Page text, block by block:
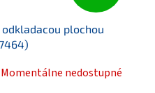
plochou
Momentálne nedostupné